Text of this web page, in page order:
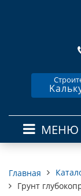
МЕНЮ
Главная
Грунт